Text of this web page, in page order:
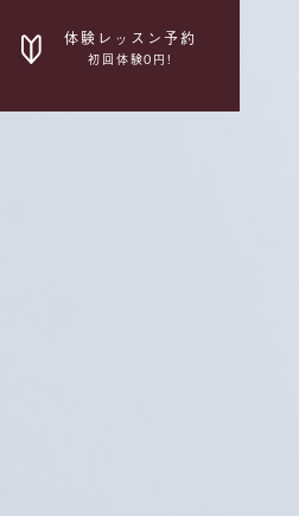
体験レッスン予約
初回体験0円!